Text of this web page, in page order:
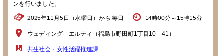
ンを行いました。
2025年11月5日（水曜日）から 毎日 14時00分～15時15分
ウェディング エルティ（福島市野田町1丁目10－41）
共生社会・女性活躍推進課